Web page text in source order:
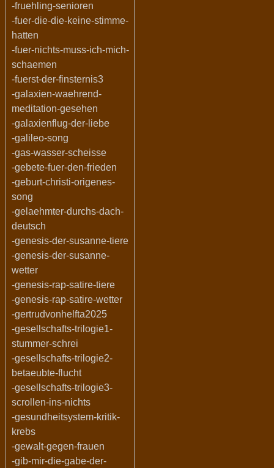
-fruehling-senioren
-fuer-die-die-keine-stimme-
hatten
-fuer-nichts-muss-ich-mich-
schaemen
-fuerst-der-finsternis3
-galaxien-waehrend-
meditation-gesehen
-galaxienflug-der-liebe
-galileo-song
-gas-wasser-scheisse
-gebete-fuer-den-frieden
-geburt-christi-origenes-
song
-gelaehmter-durchs-dach-
deutsch
-genesis-der-susanne-tiere
-genesis-der-susanne-
wetter
-genesis-rap-satire-tiere
-genesis-rap-satire-wetter
-gertrudvonhelfta2025
-gesellschafts-trilogie1-
stummer-schrei
-gesellschafts-trilogie2-
betaeubte-flucht
-gesellschafts-trilogie3-
scrollen-ins-nichts
-gesundheitsystem-kritik-
krebs
-gewalt-gegen-frauen
-gib-mir-die-gabe-der-